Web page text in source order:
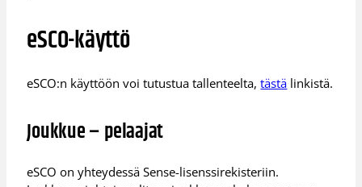
eSCO-käyttö
eSCO:n käyttöön voi tutustua tallenteelta,tästä linkistä.
Joukkue – pelaajat
eSCO on yhteydessä Sense-lisenssirekisteriin.